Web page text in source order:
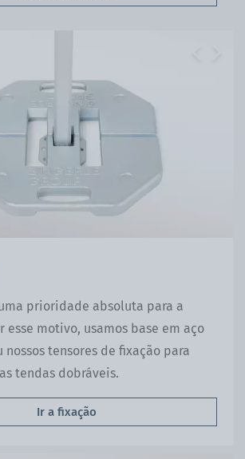
prioridade absoluta para a
esse motivo, usamos base em aço
nossos tensores de fixação para
tendas dobráveis.
Ir a fixação